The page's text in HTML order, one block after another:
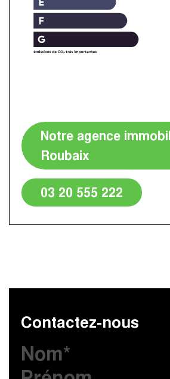
Contactez-nous
Notre agence
Roubaix
03 20 555 222